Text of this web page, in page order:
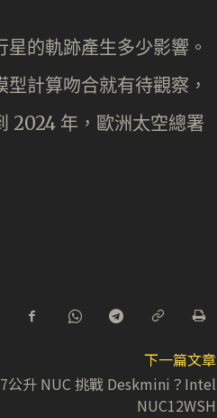
的軌跡產生多少影響。
計算吻合就有待觀察，
2024 年，歐洲太空總署
下一篇文章
公升 NUC 挑戰 Deskmini？Intel
NUC12WSH